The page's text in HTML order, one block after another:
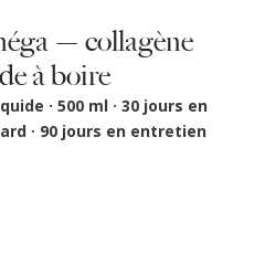
— collagène
à boire
· 500 ml · 30 jours en
· 90 jours en entretien